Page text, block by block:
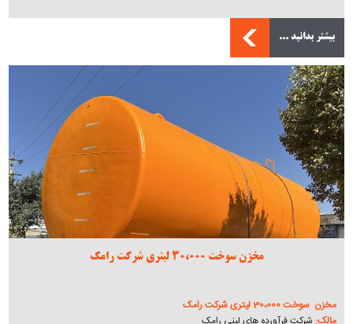
بیشتر بدانید ...
مخزن سوخت 30،000 لیتری شرکت رامک
مخزن سوخت 30،000 لیتری شرکت رامک​
مالک: شرکت فرآورده های لبنی رامک